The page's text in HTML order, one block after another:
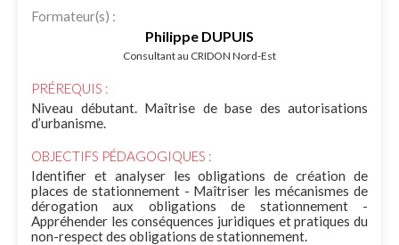
Formateur(s) :
Philippe DUPUIS
Consultant au CRIDON Nord-Est
PRÉREQUIS :
Niveau débutant. Maîtrise de base des autorisations
d’urbanisme.
OBJECTIFS PÉDAGOGIQUES :
Identifier et analyser les obligations de création de
places de stationnement - Maîtriser les mécanismes de
dérogation aux obligations de stationnement -
Appréhender les conséquences juridiques et pratiques du
non-respect des obligations de stationnement.